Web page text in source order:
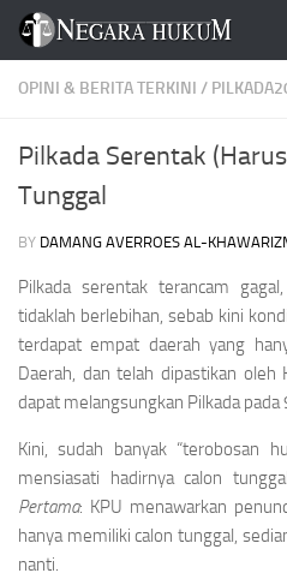
Skip to content
OPINI & BERITA TERKINI /
Pilkada Serentak
Tunggal
BY DAMANG AVERROES AL-
Pilkada serentak terancam
tidaklah berlebihan, sebab kini
terdapat empat daerah yang
Daerah, dan telah dipastikan
dapat melangsungkan Pilkada
Kini, sudah banyak “terobosan
mensiasati hadirnya calon
Pertama: KPU menawarkan
hanya memiliki calon tunggal,
nanti.